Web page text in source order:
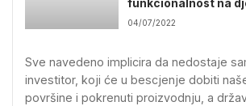
funkcionalnost na
04/07/2022
Sve navedeno implicira da nedostaje
investitor, koji će u bescjenje dobiti
površine i pokrenuti proizvodnju, a